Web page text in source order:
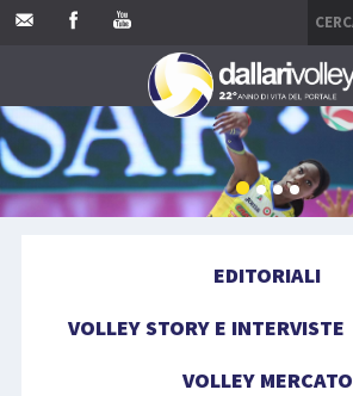
HOME
EDITORIALI
VOLLEY STORY E INTERVISTE
VOLLEY MERCATO